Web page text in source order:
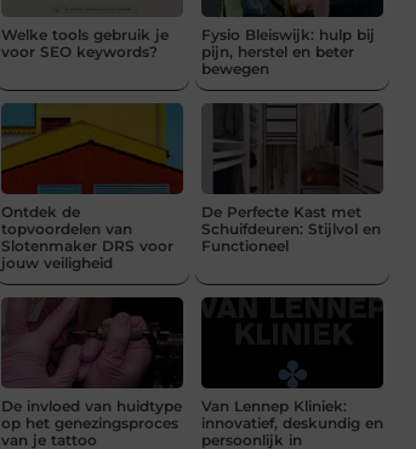
Welke tools gebruik je
voor SEO keywords?
Fysio Bleiswijk: hulp bij
pijn, herstel en beter
bewegen
Ontdek de
topvoordelen van
Slotenmaker DRS voor
jouw veiligheid
De Perfecte Kast met
Schuifdeuren: Stijlvol en
Functioneel
De invloed van huidtype
op het genezingsproces
van je tattoo
Van Lennep Kliniek:
innovatief, deskundig en
persoonlijk in